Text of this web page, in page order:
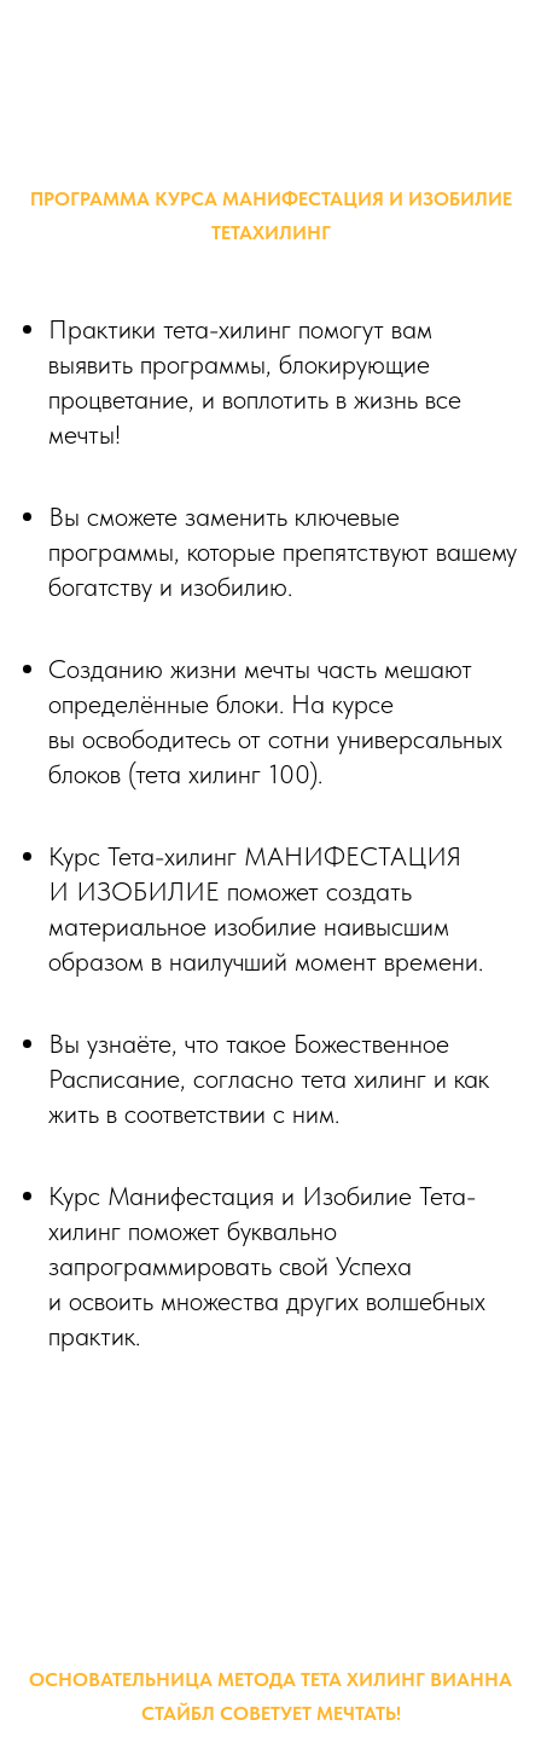
ПРОГРАММА КУРСА МАНИФЕСТАЦИЯ И ИЗОБИЛИЕ
ТЕТАХИЛИНГ
Практики тета-хилинг помогут вам
выявить программы, блокирующие
процветание, и воплотить в жизнь все
мечты!
Вы сможете заменить ключевые
программы, которые препятствуют вашему
богатству и изобилию.
Созданию жизни мечты часть мешают
определённые блоки. На курсе
вы освободитесь от сотни универсальных
блоков (тета хилинг 100).
Курс Тета-хилинг МАНИФЕСТАЦИЯ
И ИЗОБИЛИЕ поможет создать
материальное изобилие наивысшим
образом в наилучший момент времени.
Вы узнаёте, что такое Божественное
Расписание, согласно тета хилинг и как
жить в соответствии с ним.
Курс Манифестация и Изобилие Тета-
хилинг поможет буквально
запрограммировать свой Успеха
и освоить множества других волшебных
практик.
ОСНОВАТЕЛЬНИЦА МЕТОДА ТЕТА ХИЛИНГ ВИАННА
СТАЙБЛ СОВЕТУЕТ МЕЧТАТЬ!